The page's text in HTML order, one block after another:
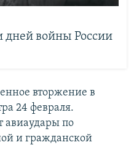
войны России
вторжение в
24 февраля.
авиаудары по
и гражданской